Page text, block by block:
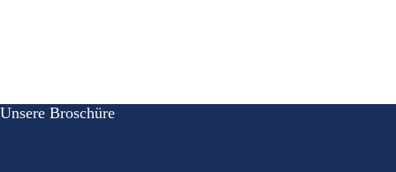
Unsere Broschüre